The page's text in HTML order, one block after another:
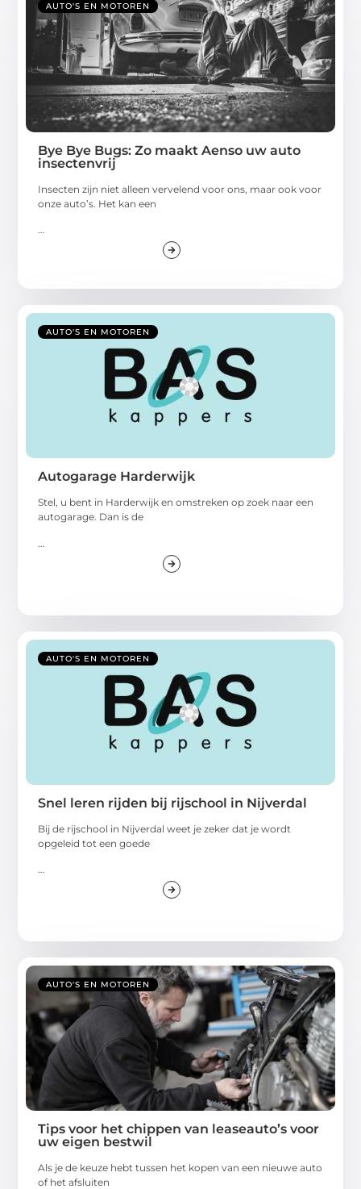
AUTO'S EN MOTOREN
Bye Bye Bugs: Zo maakt Aenso uw auto
insectenvrij
Insecten zijn niet alleen vervelend voor ons, maar ook voor
onze auto’s. Het kan een
...
AUTO'S EN MOTOREN
Autogarage Harderwijk
Stel, u bent in Harderwijk en omstreken op zoek naar een
autogarage. Dan is de
AUTO'S EN MOTOREN
Snel leren rijden bij rijschool in Nijverdal
Bij de rijschool in Nijverdal weet je zeker dat je wordt
opgeleid tot een goede
AUTO'S EN MOTOREN
Tips voor het chippen van leaseauto’s voor
uw eigen bestwil
Als je de keuze hebt tussen het kopen van een nieuwe auto
of het afsluiten